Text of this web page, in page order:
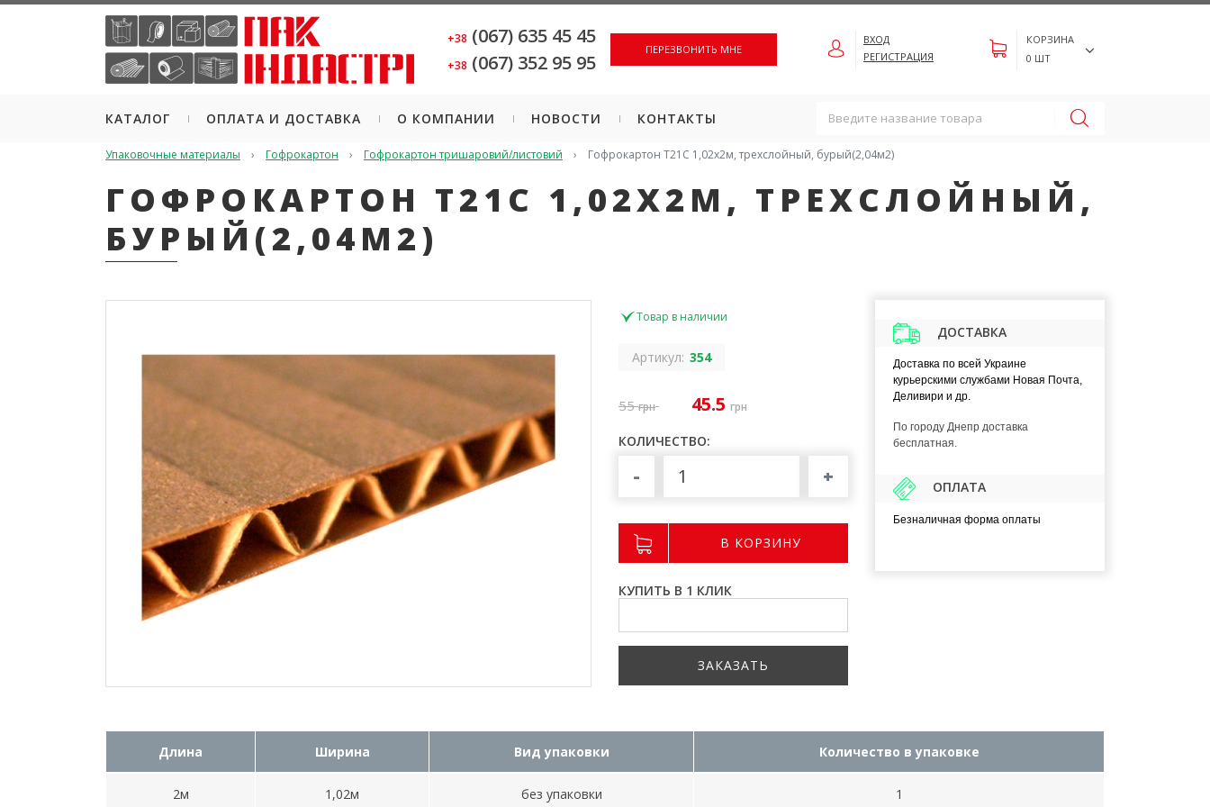
+38 (067) 635 45 45
+38 (067) 352 95 95
ПЕРЕЗВОНИТЬ МНЕ
ВХОД
РЕГИСТРАЦИЯ
КОРЗИНА
0 ШТ
КАТАЛОГ ОПЛАТА И ДОСТАВКА О КОМПАНИИ НОВОСТИ КОНТАКТЫ
Упаковочные материалы Гофрокартон Гофрокартон тришаровий/листовий Гофрокартон Т21С 1,02х2м, трехслойный, бурый(2,04м2)
ГОФРОКАРТОН Т21С 1,02Х2М, ТРЕХСЛОЙНЫЙ,
БУРЫЙ(2,04М2)
Товар в наличии
Артикул: 354
55грн 45.5 грн
КОЛИЧЕСТВО:
- +
В КОРЗИНУ
КУПИТЬ В 1 КЛИК
ЗАКАЗАТЬ
ДОСТАВКА
Доставка по всей Украине
курьерскими службами Новая Почта,
Деливири и др.
По городу Днепр доставка
бесплатная.
ОПЛАТА
Безналичная форма оплаты
Длина Ширина Вид упаковки Количество в упаковке
2м 1,02м без упаковки 1